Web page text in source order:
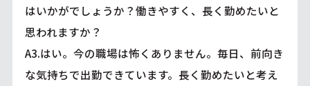
はいかがでしょうか？働きやすく、長く勤めたいと
思われますか？
A3.はい。今の職場は怖くありません。毎日、前向き
な気持ちで出勤できています。長く勤めたいと考え